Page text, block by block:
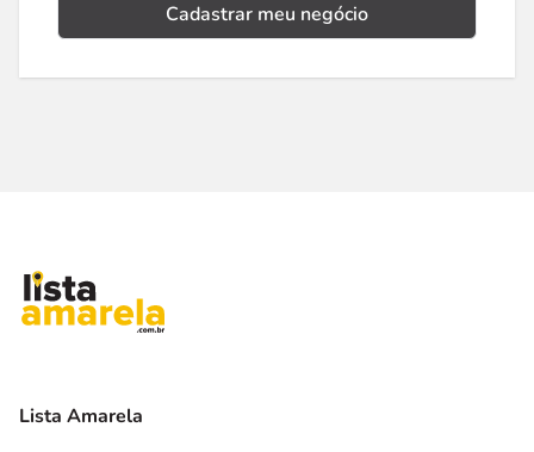
Cadastrar meu negócio
Lista Amarela